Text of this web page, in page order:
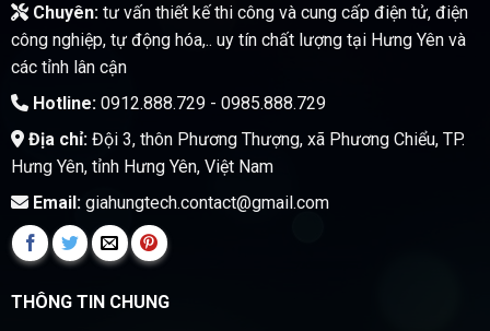
Chuyên:tư vấn thiết kế thi công và cung cấp điện tử, điện
công nghiệp, tự động hóa,.. uy tín chất lượng tại Hưng Yên và
các tỉnh lân cận
Hotline:0912.888.729 - 0985.888.729
Địa chỉ:Đội 3, thôn Phương Thượng, xã Phương Chiểu, TP.
Hưng Yên, tỉnh Hưng Yên, Việt Nam
Email:giahungtech.contact@gmail.com
THÔNG TIN CHUNG